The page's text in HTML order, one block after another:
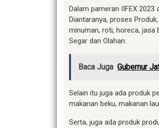
Dalam pameran IIFEX
Diantaranya, proses
minuman, roti, horeca, jasa
Segar dan Olahan.
Baca Juga Gubernur
Selain itu juga ada produk
makanan beku, makanan
Serta, juga ada produk